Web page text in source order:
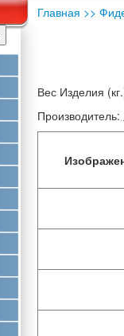
Главная >>
Вес Изделия
Производитель: